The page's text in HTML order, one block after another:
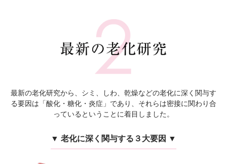
最新の老化研究から、シミ、しわ、乾燥などの老化に深く関与す
る要因は 「酸化・糖化・炎症」であり、それらは密接に関わり合
っているということに着目しました。
▼ 老化に深く関与する３大要因 ▼